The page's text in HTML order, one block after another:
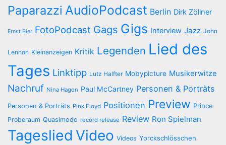
Paparazzi AudioPodcast Berlin Dirk Zöllner
Ernst Bier FotoPodcast Gags Gigs Interview Jazz John
Lennon Kleinanzeigen Kritik Legenden Lied des
Tages Linktipp Lutz Halfter Mobypicture Musikerwitze
Nachruf Nina Hagen Paul McCartney Personen & Porträts
Personen & Porträts Pink Floyd Positionen Preview Prince
Proberaum Quasimodo record release Review Ron Spielman
Tageslied Video Videos Yorckschlösschen